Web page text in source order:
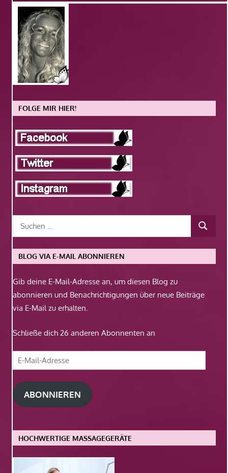
FOLGE MIR HIER!
BLOG VIA E-MAIL ABONNIEREN
Gib deine E-Mail-Adresse an, um diesen Blog zu
abonnieren und Benachrichtigungen über neue Beiträge
via E-Mail zu erhalten.
Schließe dich 26 anderen Abonnenten an
E-
Mail-
Adresse
ABONNIEREN
HOCHWERTIGE MASSAGEGERÄTE